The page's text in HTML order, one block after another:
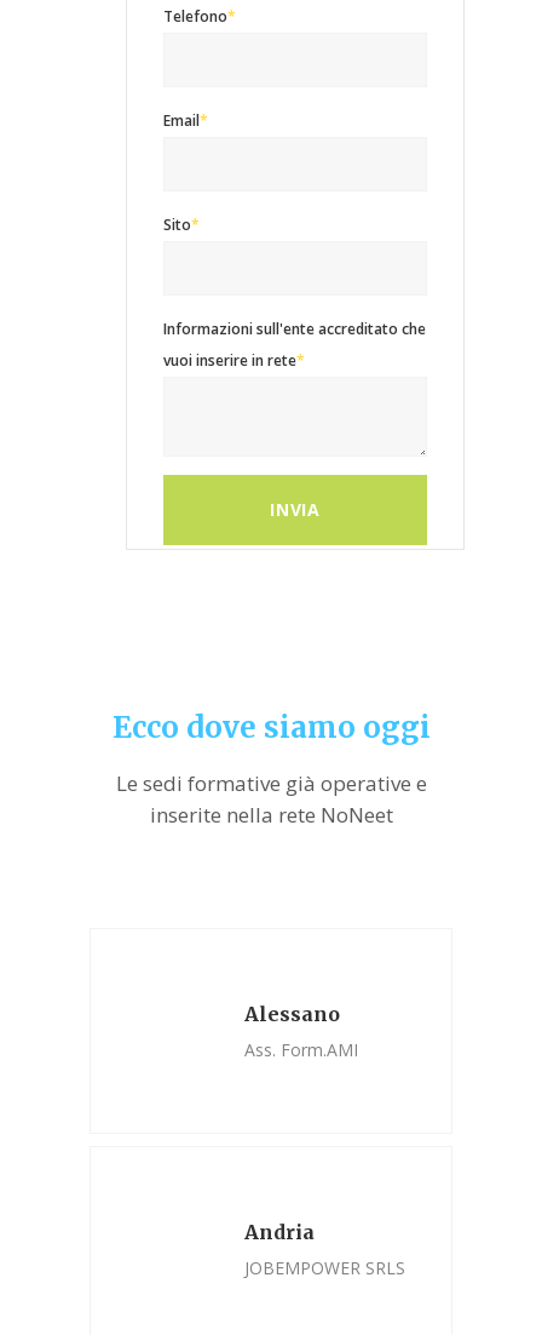
Telefono*
Email*
Sito*
Informazioni sull'ente accreditato che
vuoi inserire in rete*
Ecco dove siamo oggi
Le sedi formative già operative e
inserite nella rete NoNeet
Alessano
Ass. Form.AMI
Andria
JOBEMPOWER SRLS